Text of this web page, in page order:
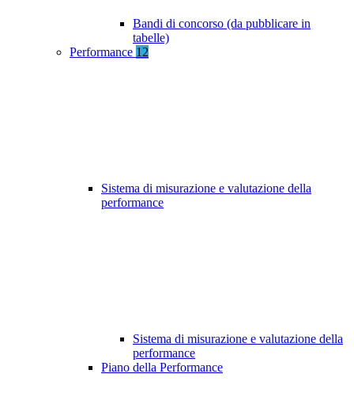
Bandi di concorso (da pubblicare in
tabelle)
Performance 12
Sistema di misurazione e valutazione della
performance
Sistema di misurazione e valutazione della
performance
Piano della Performance